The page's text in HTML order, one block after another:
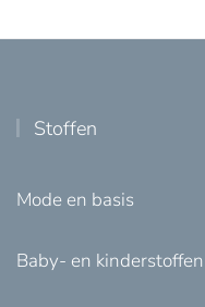
Stoffen
Mode en basis
Baby- en kinderstoffen